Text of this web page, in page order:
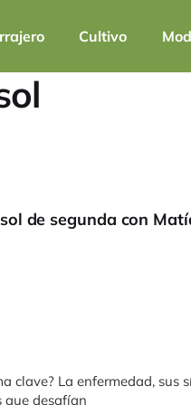
Cultivo
de segunda con
síntomas y la
que desafían